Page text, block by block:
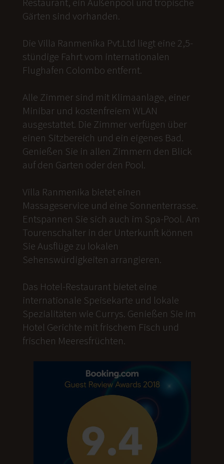
Gärten sind vorhanden.
Die Villa Ranmenika Pvt.Ltd liegt eine 2,5-
stündige Fahrt vom internationalen
Flughafen Colombo entfernt.
Alle Zimmer sind mit Klimaanlage, einer
Minibar und kostenfreiem WLAN
ausgestattet. Die Zimmer verfügen über
einen Sitzbereich und ein eigenes Bad.
Genießen Sie in allen Zimmern den Blick
auf den Garten oder den Pool.
Villa Ranmenika bietet einen
Massageservice und eine Sonnenterrasse.
Entspannen Sie sich auch im Spa-Pool. Am
Tourenschalter in der Unterkunft können
Sie Ausflüge zu lokalen
Sehenswürdigkeiten arrangieren.
Das Hotel-Restaurant bietet eine
internationale Speisekarte und lokale
Spezialitäten wie Currys. Genießen Sie im
Hotel Gerichte mit frischem Fisch und
frischen Meeresfrüchten.